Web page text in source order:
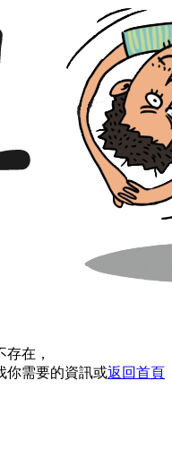
在，
你需要的資訊或返回首頁